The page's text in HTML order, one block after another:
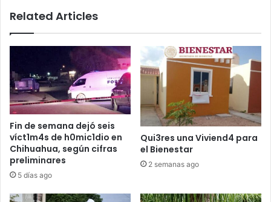
Related Articles
Fin de semana dejó seis
víct1m4s de h0mic1dio en
Chihuahua, según cifras
preliminares
5 días ago
Qui3res una Viviend4 para
el Bienestar
2 semanas ago